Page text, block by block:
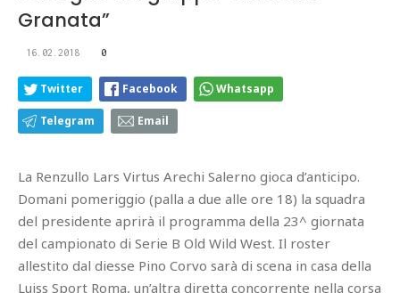
Granata”
16.02.2018 0
Twitter Facebook Whatsapp
Telegram Email
La Renzullo Lars Virtus Arechi Salerno gioca d’anticipo.
Domani pomeriggio (palla a due alle ore 18) la squadra
del presidente aprirà il programma della 23^ giornata
del campionato di Serie B Old Wild West. Il roster
allestito dal diesse Pino Corvo sarà di scena in casa della
Luiss Sport Roma, un’altra diretta concorrente nella corsa